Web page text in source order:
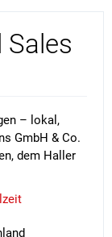
Sales
– lokal,
GmbH & Co.
dem Haller